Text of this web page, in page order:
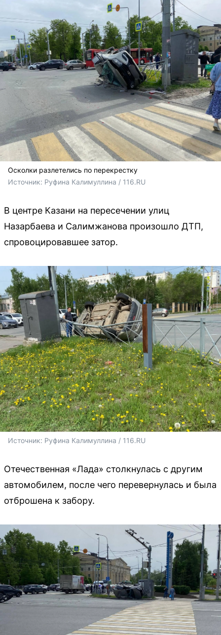
Осколки разлетелись по перекрестку
Источник: Руфина Калимуллина / 116.RU
В центре Казани на пересечении улиц
Назарбаева и Салимжанова произошло ДТП,
спровоцировавшее затор.
Источник: Руфина Калимуллина / 116.RU
Отечественная «Лада» столкнулась с другим
автомобилем, после чего перевернулась и была
отброшена к забору.